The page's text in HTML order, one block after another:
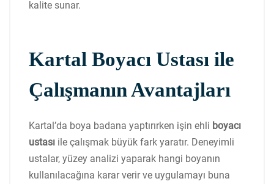
kalite sunar.
Kartal Boyacı Ustası ile
Çalışmanın Avantajları
Kartal’da boya badana yaptırırken işin ehli boyacı
ustası ile çalışmak büyük fark yaratır. Deneyimli
ustalar, yüzey analizi yaparak hangi boyanın
kullanılacağına karar verir ve uygulamayı buna